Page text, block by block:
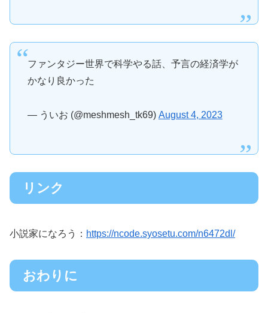
ファンタジー世界で科学やる話、予言の経済学が
かなり良かった
— ういお (@meshmesh_tk69) August 4, 2023
リンク
小説家になろう： https://ncode.syosetu.com/n6472dl/
おわりに